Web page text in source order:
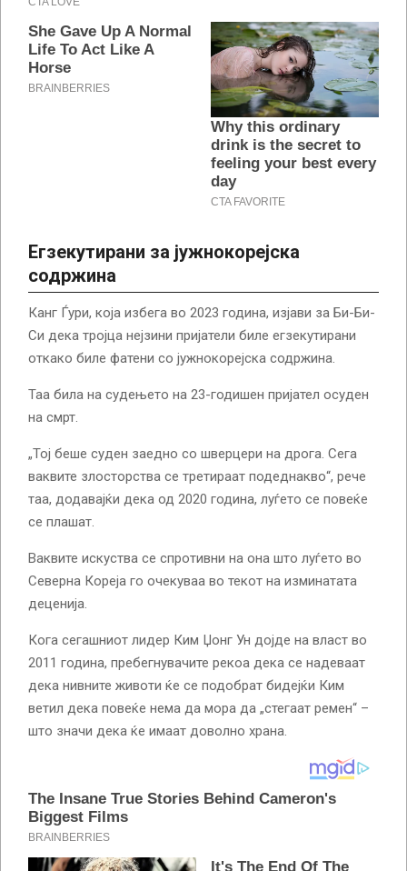
Егзекутирани за јужнокорејска
содржина
Канг Ѓури, која избега во 2023 година, изјави за Би-Би-
Си дека тројца нејзини пријатели биле егзекутирани
откако биле фатени со јужнокорејска содржина.
Таа била на судењето на 23-годишен пријател осуден
на смрт.
„Тој беше суден заедно со шверцери на дрога. Сега
ваквите злосторства се третираат подеднакво“, рече
таа, додавајќи дека од 2020 година, луѓето се повеќе
се плашат.
Ваквите искуства се спротивни на она што луѓето во
Северна Кореја го очекуваа во текот на изминатата
деценија.
Кога сегашниот лидер Ким Џонг Ун дојде на власт во
2011 година, пребегнувачите рекоа дека се надеваат
дека нивните животи ќе се подобрат бидејќи Ким
ветил дека повеќе нема да мора да „стегаат ремен“ –
што значи дека ќе имаат доволно храна.